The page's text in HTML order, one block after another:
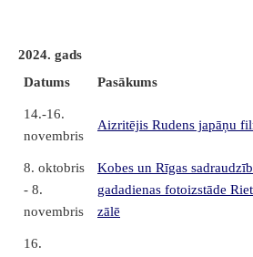
2024. gads
Datums
Pasākums
14.-16.
novembris
Aizritējis Rudens japāņu
8. oktobris
- 8.
novembris
Kobes un Rīgas
gadadienas fotoizstāde
zālē
16.